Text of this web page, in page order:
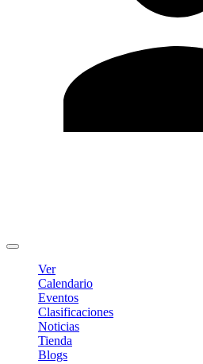
Ver
Calendario
Eventos
Clasificaciones
Noticias
Tienda
Blogs